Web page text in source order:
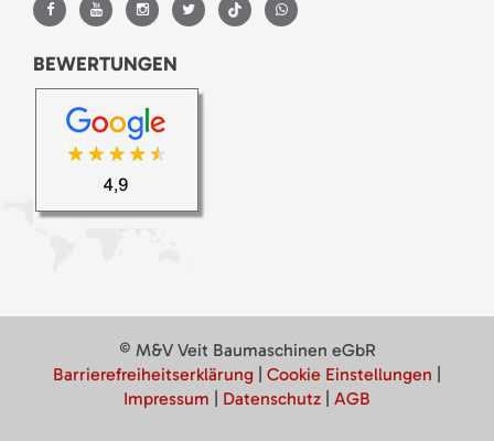
BEWERTUNGEN
© M&V Veit Baumaschinen eGbR
Barrierefreiheitserklärung
Cookie Einstellungen
Impressum
Datenschutz AGB